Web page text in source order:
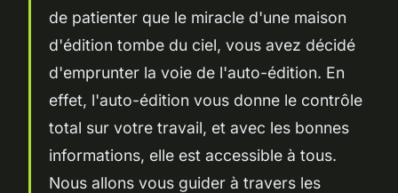
de patienter que le miracle d'une maison
d'édition tombe du ciel, vous avez décidé
d'emprunter la voie de l'auto-édition. En
effet, l'auto-édition vous donne le contrôle
total sur votre travail, et avec les bonnes
informations, elle est accessible à tous.
Nous allons vous guider à travers les